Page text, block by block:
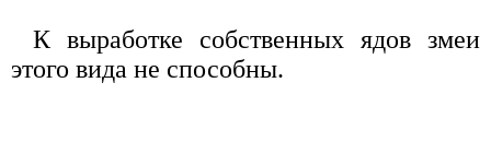
К выработке собственных ядов змеи
этого вида не способны.